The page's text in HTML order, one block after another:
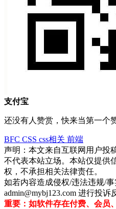
支付宝
还没有人赞赏，快来当第一个
BFC CSS css相关 前端
声明：本文来自互联网用户投
不代表本站立场。本站仅提供
权，不承担相关法律责任。
如若内容造成侵权/违法违规/
admin@mybj123.com 进行投
重要：如软件存在付费、会员